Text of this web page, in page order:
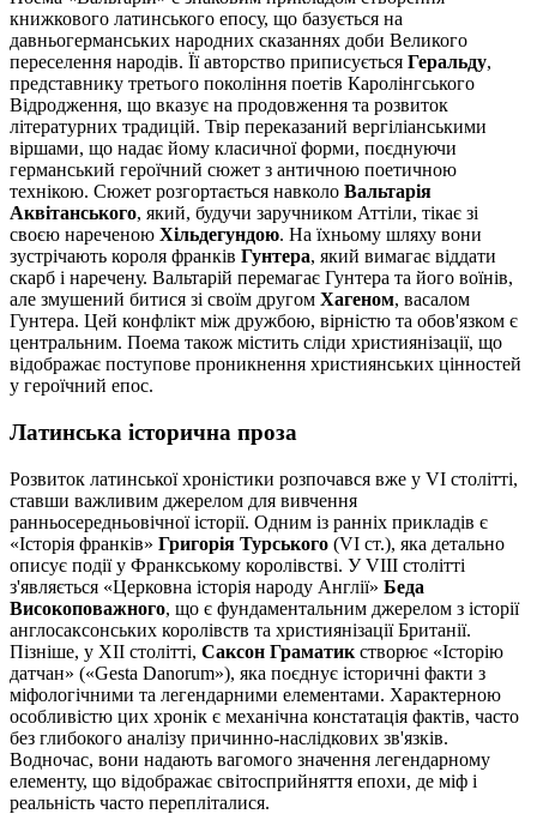
книжкового латинського епосу, що базується на
давньогерманських народних сказаннях доби Великого
переселення народів. Її авторство приписується Геральду,
представнику третього покоління поетів Каролінгського
Відродження, що вказує на продовження та розвиток
літературних традицій. Твір переказаний вергіліанськими
віршами, що надає йому класичної форми, поєднуючи
германський героїчний сюжет з античною поетичною
технікою. Сюжет розгортається навколо Вальтарія
Аквітанського, який, будучи заручником Аттіли, тікає зі
своєю нареченою Хільдегундою. На їхньому шляху вони
зустрічають короля франків Гунтера, який вимагає віддати
скарб і наречену. Вальтарій перемагає Гунтера та його воїнів,
але змушений битися зі своїм другом Хагеном, васалом
Гунтера. Цей конфлікт між дружбою, вірністю та обов'язком є
центральним. Поема також містить сліди християнізації, що
відображає поступове проникнення християнських цінностей
у героїчний епос.
Латинська історична проза
Розвиток латинської хроністики розпочався вже у VI столітті,
ставши важливим джерелом для вивчення
ранньосередньовічної історії. Одним із ранніх прикладів є
«Історія франків» Григорія Турського (VI ст.), яка детально
описує події у Франкському королівстві. У VIII столітті
з'являється «Церковна історія народу Англії» Беда
Високоповажного, що є фундаментальним джерелом з історії
англосаксонських королівств та християнізації Британії.
Пізніше, у XII столітті, Саксон Граматик створює «Історію
датчан» («Gesta Danorum»), яка поєднує історичні факти з
міфологічними та легендарними елементами. Характерною
особливістю цих хронік є механічна констатація фактів, часто
без глибокого аналізу причинно-наслідкових зв'язків.
Водночас, вони надають вагомого значення легендарному
елементу, що відображає світосприйняття епохи, де міф і
реальність часто перепліталися.